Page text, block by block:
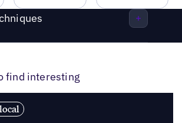
find interesting